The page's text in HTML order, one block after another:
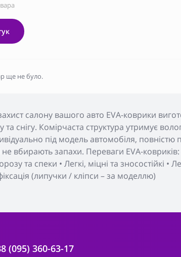
салону вашого авто EVA-коврики
та снігу. Комірчаста структура утримує
під модель автомобіля,
вбирають запахи. Переваги EVA-
та спеки • Легкі, міцні та зносостійкі
(липучки / кліпси – за моделлю)
ще не було.
(095) 360-63-17